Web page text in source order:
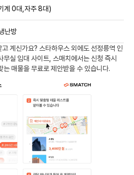
계 0대,자주 8대)
난방
고 계신가요? 스타하우스외에도 선정릉역 인
실 임대 사이트, 스매치에서는 신청 즉시
는 매물을 무료로 제안받을 수 있습니다.